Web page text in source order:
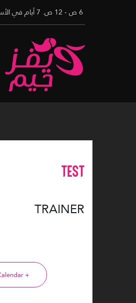
TEST
TRAINER
+ Add to Google Calendar